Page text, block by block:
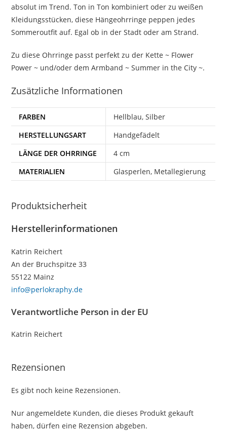
absolut im Trend. Ton in Ton kombiniert oder zu weißen
Kleidungsstücken, diese Hängeohrringe peppen jedes
Sommeroutfit auf. Egal ob in der Stadt oder am Strand.
Zu diese Ohrringe passt perfekt zu der Kette ~ Flower
Power ~ und/oder dem Armband ~ Summer in the City ~.
Zusätzliche Informationen
FARBEN
Hellblau, Silber
HERSTELLUNGSART
Handgefädelt
LÄNGE DER OHRRINGE
4 cm
MATERIALIEN
Glasperlen, Metallegierung
Produktsicherheit
Herstellerinformationen
Katrin Reichert
An der Bruchspitze 33
55122 Mainz
info@perlokraphy.de
Verantwortliche Person in der EU
Katrin Reichert
Rezensionen
Es gibt noch keine Rezensionen.
Nur angemeldete Kunden, die dieses Produkt gekauft
haben, dürfen eine Rezension abgeben.